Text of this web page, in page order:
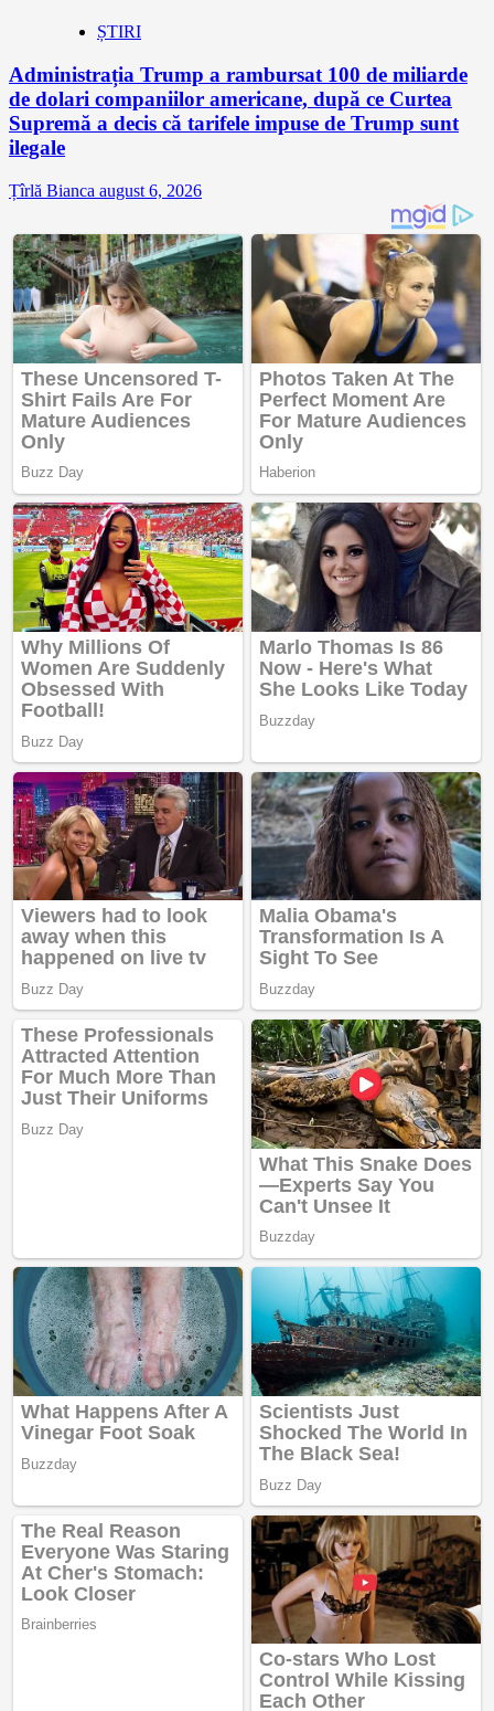
ȘTIRI
Administrația Trump a rambursat 100 de miliarde
de dolari companiilor americane, după ce Curtea
Supremă a decis că tarifele impuse de Trump sunt
ilegale
Țîrlă Bianca august 6, 2026